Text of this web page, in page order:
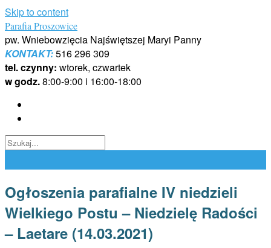
Skip to content
Parafia Proszowice
pw. Wniebowzięcia Najświętszej Maryi Panny
KONTAKT:516 296 309
tel. czynny: wtorek, czwartek
w godz.8:00-9:00 i 16:00-18:00
Ogłoszenia parafialne IV niedzieli
Wielkiego Postu – Niedzielę Radości
– Laetare (14.03.2021)